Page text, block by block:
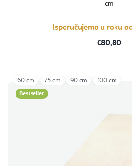
cm
Isporučujemo u roku
€80,80
Bestseller
60 cm 75 cm 90 cm 100 cm